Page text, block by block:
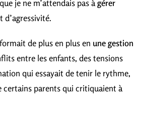
je ne m’attendais pas àgérer
d’agressivité.
de plus en plus en une gestion
entre les enfants, des tensions
qui essayait de tenir le rythme,
certains parents qui critiquaient à